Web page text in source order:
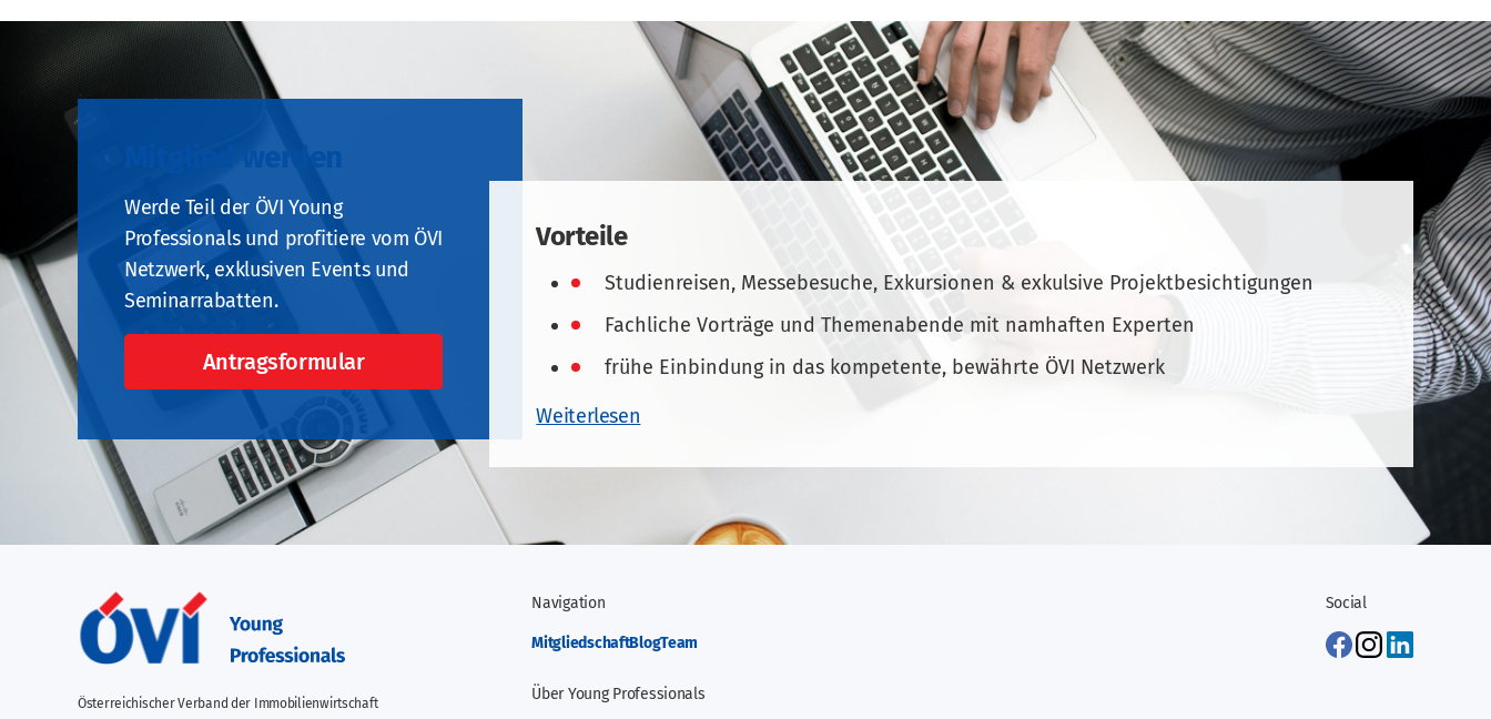
Werde Teil der ÖVI Young
Professionals und profitiere vom ÖVI
Netzwerk, exklusiven Events und
Seminarrabatten.
Antragsformular
Vorteile
Studienreisen, Messebesuche, Exkursionen & exkulsive Projektbesichtigungen
Fachliche Vorträge und Themenabende mit namhaften Experten
frühe Einbindung in das kompetente, bewährte ÖVI Netzwerk
Weiterlesen
Österreichischer Verband der Immobilienwirtschaft
Navigation
MitgliedschaftBlogTeam
ÜberYoung Professionals
Social